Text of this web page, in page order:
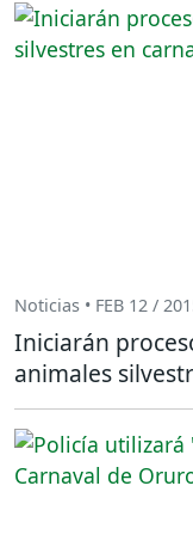
Noticias • FEB 12 /
Iniciarán
animales